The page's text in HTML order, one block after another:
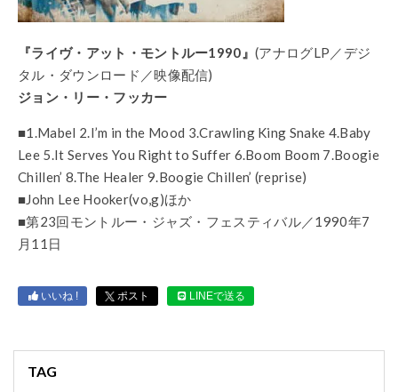
『ライヴ・アット・モントルー1990』(アナログLP／デジ
タル・ダウンロード／映像配信)
ジョン・リー・フッカー
■1.Mabel 2.I’m in the Mood 3.Crawling King Snake 4.Baby
Lee 5.It Serves You Right to Suffer 6.Boom Boom 7.Boogie
Chillen’ 8.The Healer 9.Boogie Chillen’ (reprise)
■John Lee Hooker(vo,g)ほか
■第23回モントルー・ジャズ・フェスティバル／1990年7
月11日
いいね ! ポスト LINEで送る
TAG